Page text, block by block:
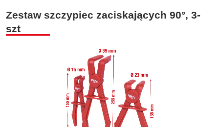
Zestaw szczypiec zaciskających 90°, 3-
szt